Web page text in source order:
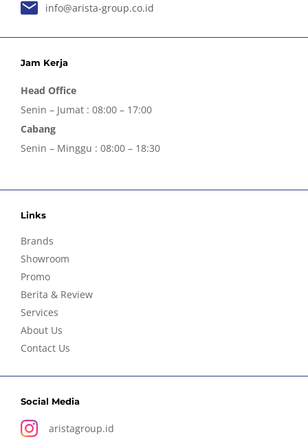
info@arista-group.co.id
Jam Kerja
Head Office
Senin – Jumat : 08:00 – 17:00
Cabang
Senin – Minggu : 08:00 – 18:30
Links
Brands
Showroom
Promo
Berita & Review
Services
About Us
Contact Us
Social Media
aristagroup.id